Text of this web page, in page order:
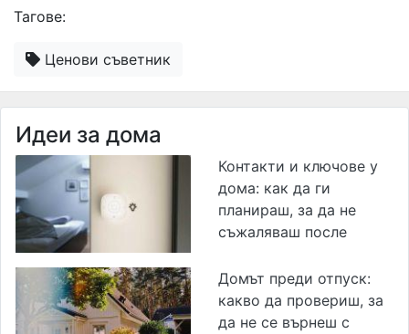
Тагове:
Ценови съветник
Идеи за дома
Контакти и ключове у
дома: как да ги
планираш, за да не
съжаляваш после
Домът преди отпуск:
какво да провериш, за
да не се върнеш с